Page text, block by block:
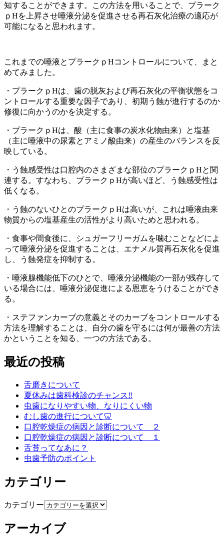
知することができます。この方法を用いることで、プラーク
ｐHを上昇させ唾液分泌を促進させる再石灰化治療の適応が
可能になると思われます。
これまでの唾液とプラークｐHコントロールについて、まと
めてみました。
・プラークｐHは、歯の脱灰および再石灰化の平衡状態をコ
ントロールする重要な因子であり、初期う蝕が進行するのか
修復に向かうのかを決定する。
・プラークｐHは、酸（主に食事の炭水化物由来）と塩基
（主に唾液中の尿素とアミノ酸由来）の産生のバランスを反
映している。
・う蝕感受性は口腔内のさまざまな部位のプラークｐHと関
連する。すなわち、プラークｐHが高いほど、う蝕感受性は
低くなる。
・う蝕のないひとのプラークｐHは高いが、これは唾液由来
物質からの塩基産生の活性がより高いためと思われる。
・食事や間食後に、シュガーフリーガムを噛むことなどによ
って唾液分泌を促進することは、エナメル質再石灰化を促進
し、う蝕発症を抑制する。
・唾液腺機能低下のひとで、唾液分泌機能の一部が残存して
いる場合には、唾液分泌促進による恩恵をうけることができ
る。
・ステファンカーブの意義とそのカーブをコントロールする
方法を理解することは、自分の歯を守るには何が最善の方法
かということを知る、一つの方法である。
最近の投稿
舌磨きについて
夏休みは歯科検診のチャンス‼️
虫歯になりやすい物、なりにくい物
むし歯の進行について🦷
口腔乾燥症の病因と診断について ２
口腔乾燥症の病因と診断について １
舌苔ってなあに？
虫歯予防のポイント
カテゴリー
カテゴリー
アーカイブ